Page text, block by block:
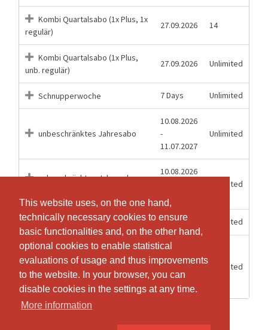
This website uses, on the one hand,
technically necessary cookies to ensure
basic functionalities and, on the other hand,
optional cookies to enable statistical
evaluations of usage and thus improvements
to the website. In your browser, you can
disable cookies in the settings at any time.
More information
This website uses, on the one hand,
technically necessary cookies to ensure
basic functionalities and, on the other hand,
optional cookies to enable statistical
evaluations of usage and thus improvements
to the website. In your browser, you can
disable cookies in the settings at any time.
More information
Kombi Quartalsabo (1x Plus, 1x
regulär)
27.09.2026 14
Kombi Quartalsabo (1x Plus,
unb. regulär)
27.09.2026 Unlimited
Schnupperwoche 7 Days Unlimited
unbeschränktes Jahresabo
10.08.2026
-
11.07.2027
Unlimited
unbeschränktes Jahresabo
10.08.2026
11.07.2027
Unlimited
unbeschränktes Quartalsabo 27.09.2026 Unlimited
Upgrade auf ein
unbeschränktes Abo Kinder (bis
15 Jahre) im Quartal bei einem
vorhandenen 1er Abo
27.09.2026 Unlimited